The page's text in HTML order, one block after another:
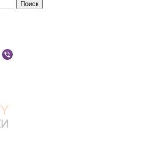
Поиск